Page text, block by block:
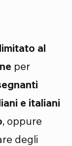
al
per
e italiani
, oppure
degli